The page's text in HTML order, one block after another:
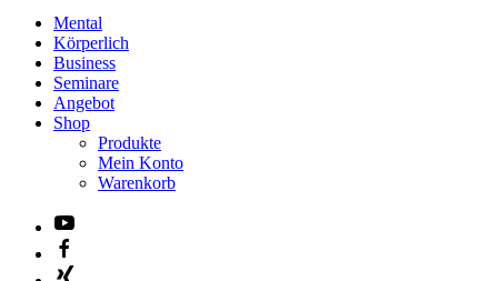
Mental
Körperlich
Business
Seminare
Angebot
Shop
Produkte
Mein Konto
Warenkorb